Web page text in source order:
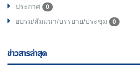
ประกาศ 0
อบรม/สัมมนา/บรรยาย/ประชุม 0
ข่าวสารล่าสุด